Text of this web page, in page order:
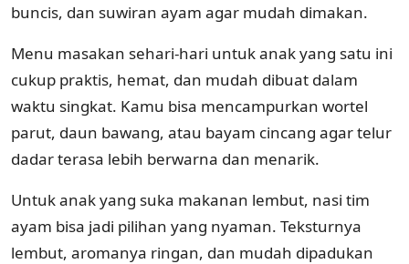
buncis, dan suwiran ayam agar mudah dimakan.
Menu masakan sehari-hari untuk anak yang satu ini
cukup praktis, hemat, dan mudah dibuat dalam
waktu singkat. Kamu bisa mencampurkan wortel
parut, daun bawang, atau bayam cincang agar telur
dadar terasa lebih berwarna dan menarik.
Untuk anak yang suka makanan lembut, nasi tim
ayam bisa jadi pilihan yang nyaman. Teksturnya
lembut, aromanya ringan, dan mudah dipadukan